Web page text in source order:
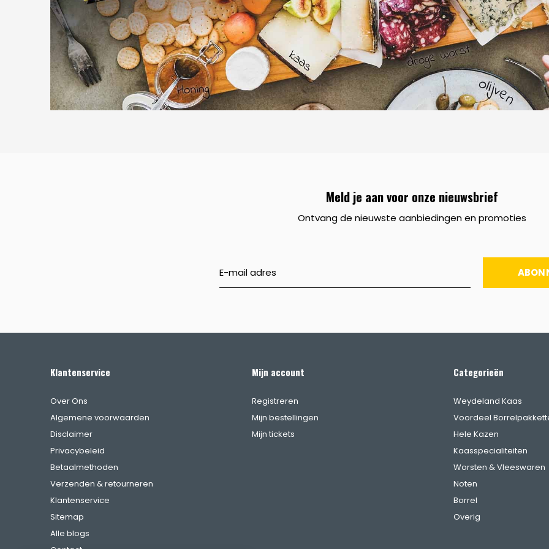
Meld je aan voor onze nieuwsbrief
Ontvang de nieuwste aanbiedingen en promoties
Klantenservice
Over Ons
Algemene voorwaarden
Disclaimer
Privacybeleid
Betaalmethoden
Verzenden & retourneren
Klantenservice
Sitemap
Alle blogs
Mijn account
Registreren
Mijn bestellingen
Mijn tickets
Categorieën
Weydeland Kaas
Voordeel
Hele Kazen
Kaasspecialiteiten
Worsten & Vleeswaren
Noten
Borrel
Overig